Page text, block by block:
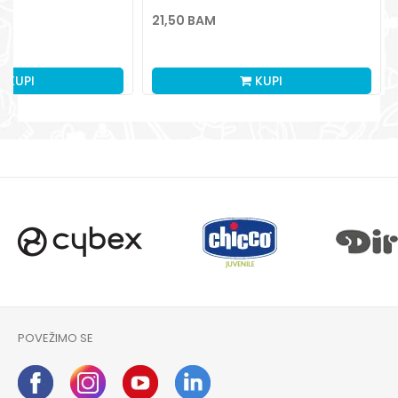
KUPI
21,50 BAM
KUPI
POVEŽIMO SE